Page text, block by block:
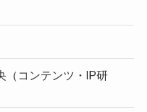
（コンテンツ・IP研